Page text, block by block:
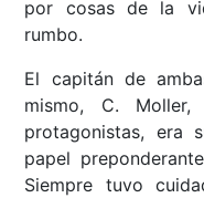
por cosas de la
rumbo.
El capitán de
mismo, C.
protagonistas, era
papel
Siempre tuvo